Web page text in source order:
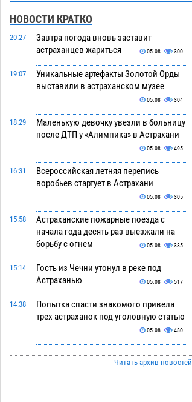
НОВОСТИ КРАТКО
20:27
Завтра погода вновь заставит
астраханцев жариться
05.08 300
19:07
Уникальные артефакты Золотой Орды
выставили в астраханском музее
05.08 304
18:29
Маленькую девочку увезли в больницу
после ДТП у «Алимпика» в Астрахани
05.08 495
16:31
Всероссийская летняя перепись
воробьев стартует в Астрахани
05.08 305
15:58
Астраханские пожарные поезда с
начала года десять раз выезжали на
борьбу с огнем
05.08 335
15:14
Гость из Чечни утонул в реке под
Астраханью
05.08 517
14:38
Попытка спасти знакомого привела
трех астраханок под уголовную статью
05.08 430
Тысяча четыреста астраханцев
пересели на электромобилиЧитать архив новостей